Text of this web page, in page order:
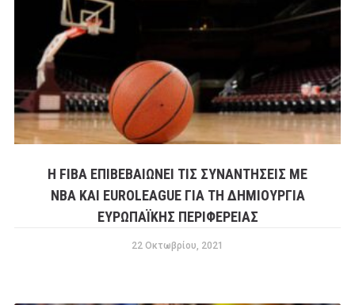
Η FIBA ΕΠΙΒΕΒΑΙΏΝΕΙ ΤΙΣ ΣΥΝΑΝΤΉΣΕΙΣ ΜΕ
ΝΒΑ ΚΑΙ EUROLEAGUE ΓΙΑ ΤΗ ΔΗΜΙΟΥΡΓΊΑ
ΕΥΡΩΠΑΪΚΉΣ ΠΕΡΙΦΈΡΕΙΑΣ
22 Οκτωβρίου, 2021